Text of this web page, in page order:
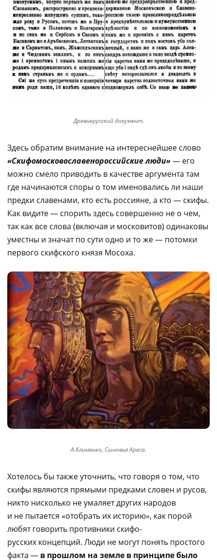
Древнерусский документ.
Здесь обратим внимание на интереснейшее слово
«Скифомосковославенороссийские люди»— его
можно смело приводить в качестве аргумента там
где начинаются споры о том именовались ли наши
предки славенами, кто есть россияне, а кто — скифы.
Как видите — спорить здесь совершенно не о чем,
так как все слова (включая и московитов) одинаковы
уместны и значат по сути одно и то же — потомки
первого скифского князя Мосоха.
А.Клименко, Сыновья Ареса.
Хотелось бы также уточнить, что говоря о том, что
скифы являются прямыми предками словен и русов,
никто нисколько не умаляет других народов
и не пытается «отобрать их историю», как порой
любят говорить противники скифо-
русских концепций. Люди не могут понять простого
факта — в прошлом на земле в принципе было